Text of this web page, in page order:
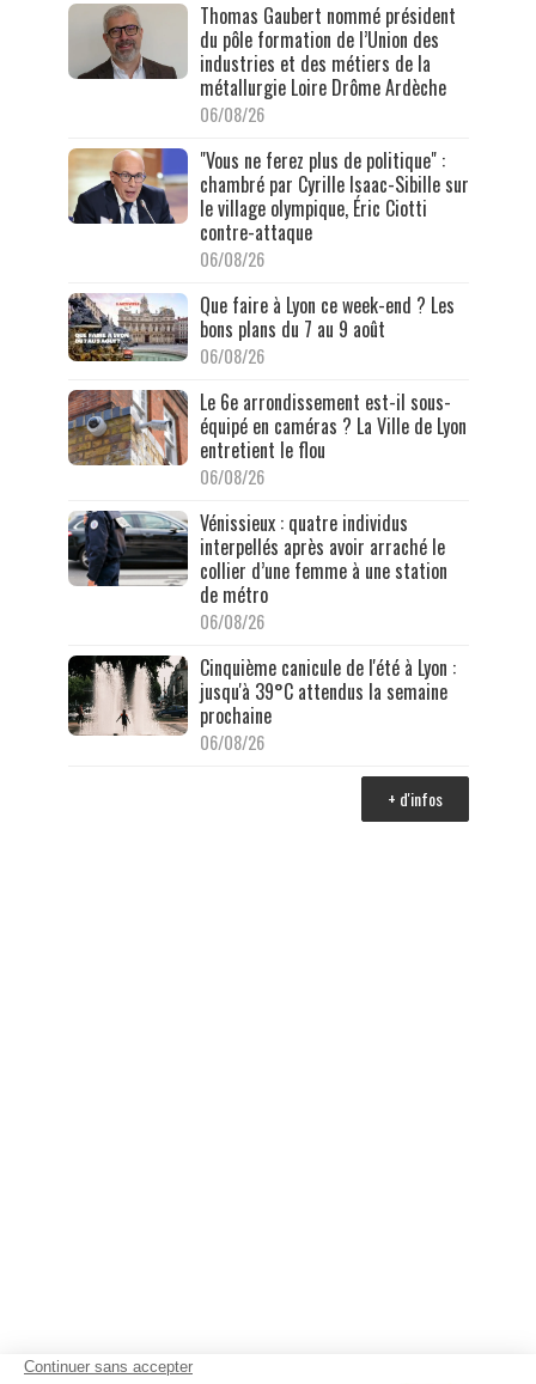
Thomas Gaubert nommé président
du pôle formation de l’Union des
industries et des métiers de la
métallurgie Loire Drôme Ardèche
06/08/26
"Vous ne ferez plus de politique" :
chambré par Cyrille Isaac-Sibille sur
le village olympique, Éric Ciotti
contre-attaque
06/08/26
Que faire à Lyon ce week-end ? Les
bons plans du 7 au 9 août
06/08/26
Le 6e arrondissement est-il sous-
équipé en caméras ? La Ville de Lyon
entretient le flou
06/08/26
Vénissieux : quatre individus
interpellés après avoir arraché le
collier d’une femme à une station
de métro
06/08/26
Cinquième canicule de l'été à Lyon :
jusqu'à 39°C attendus la semaine
prochaine
06/08/26
+ d'infos